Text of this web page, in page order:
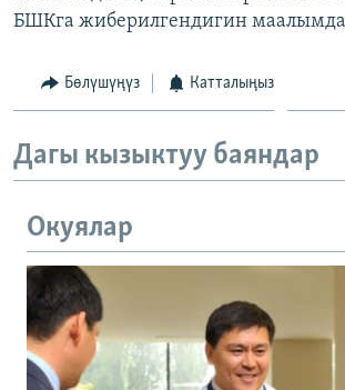
БШКга жиберилгендигин
Бөлүшүңүз Катталыңыз
Дагы кызыктуу баяндар
Окуялар